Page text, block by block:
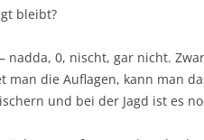
bleibt?
nadda, 0, nischt, gar nicht.
man die Auflagen, kann man
und bei der Jagd ist es